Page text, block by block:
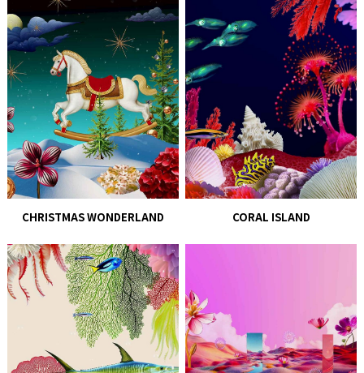
CHRISTMAS WONDERLAND CORAL ISLAND